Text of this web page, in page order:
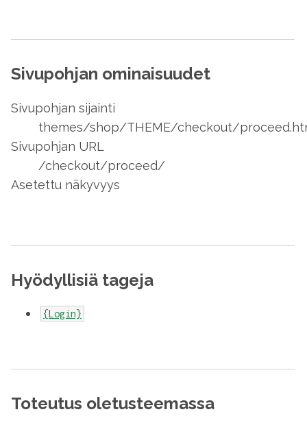
Sivupohjan ominaisuudet
Sivupohjan sijainti
themes/shop/THEME/checkout/
Sivupohjan URL
/checkout/proceed/
Asetettu näkyvyys
Hyödyllisiä tageja
{Login}
Toteutus oletusteemassa